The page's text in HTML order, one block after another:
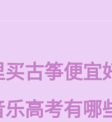
古筝便宜
高考有哪